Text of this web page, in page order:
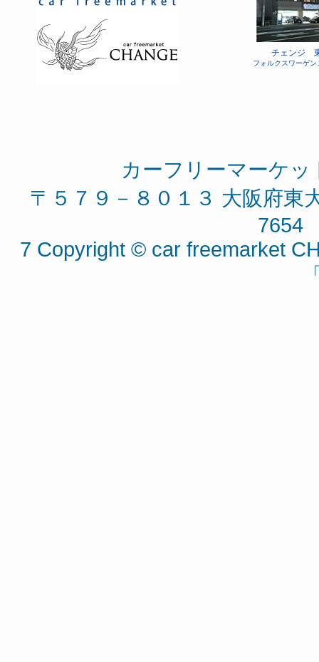
チェンジ
フォルクスワーゲ
カーフリーマーケ
〒５７９－８０１３ 大阪府
7654
7 Copyright © car freemarket